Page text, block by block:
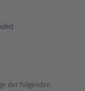
der folgenden